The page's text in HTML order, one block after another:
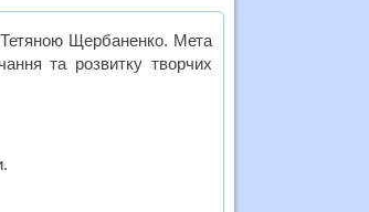
Тетяною Щербаненко. Мета
та розвитку творчих